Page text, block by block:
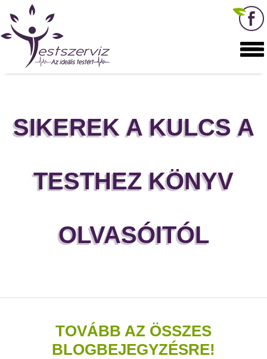
SIKEREK A KULCS A
TESTHEZ KÖNYV
OLVASÓITÓL
TOVÁBB AZ ÖSSZES
BLOGBEJEGYZÉSRE!